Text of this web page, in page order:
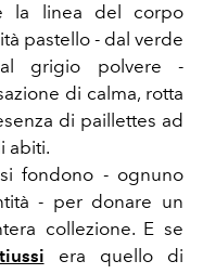
la linea del corpo
pastello - dal verde
grigio polvere -
di calma, rotta
di paillettes ad
abiti.
fondono - ognuno
- per donare un
collezione. E se
era quello di